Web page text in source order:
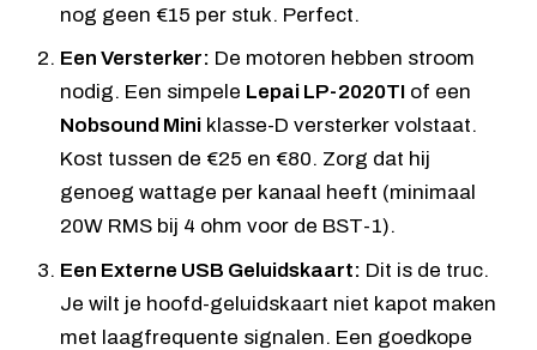
nog geen €15 per stuk. Perfect.
Een Versterker: De motoren hebben stroom
nodig. Een simpele Lepai LP-2020TI of een
Nobsound Mini klasse-D versterker volstaat.
Kost tussen de €25 en €80. Zorg dat hij
genoeg wattage per kanaal heeft (minimaal
20W RMS bij 4 ohm voor de BST-1).
Een Externe USB Geluidskaart: Dit is de truc.
Je wilt je hoofd-geluidskaart niet kapot maken
met laagfrequente signalen. Een goedkope